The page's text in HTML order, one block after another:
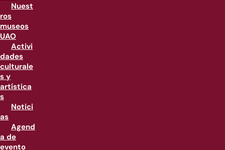
Nuest
ros
museos
UAO
Activi
dades
culturale
s y
artística
s
Notici
as
Agend
a de
evento